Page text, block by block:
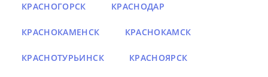
КРАСНОГОРСК КРАСНОДАР
КРАСНОКАМЕНСК КРАСНОКАМСК
КРАСНОТУРЬИНСК КРАСНОЯРСК